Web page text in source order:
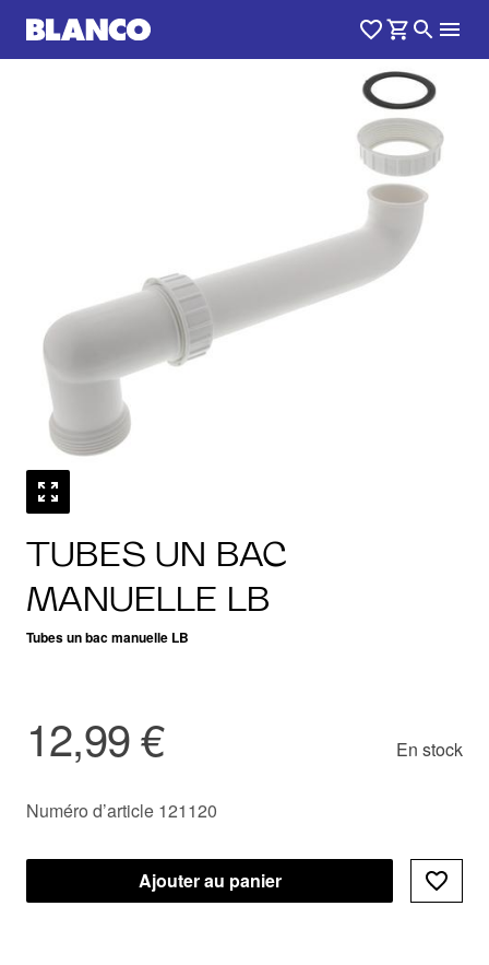
TUBES UN BAC
MANUELLE LB
Tubes un bac manuelle LB
12,99 € En stock
Numéro d’article 121120
Ajouter au panier